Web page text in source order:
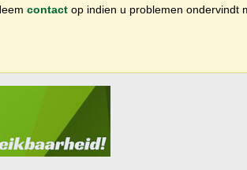
contact op indien u problemen ondervindt